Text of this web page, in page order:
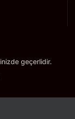
geçerlidir.